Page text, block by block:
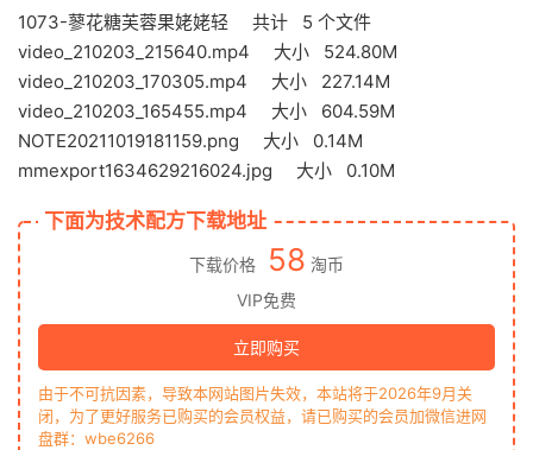
1073-蓼花糖芙蓉果姥姥轻 共计 5 个文件
video_210203_215640.mp4 大小 524.80M
video_210203_170305.mp4 大小 227.14M
video_210203_165455.mp4 大小 604.59M
NOTE20211019181159.png 大小 0.14M
mmexport1634629216024.jpg 大小 0.10M
下面为技术配方下载地址
下载价格 58 淘币
VIP免费
立即购买
由于不可抗因素，导致本网站图片失效，本站将于2026年9月关
闭，为了更好服务已购买的会员权益，请已购买的会员加微信进网
盘群：wbe6266